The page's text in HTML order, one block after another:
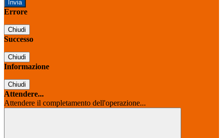
Errore
Chiudi
Successo
Chiudi
Informazione
Chiudi
Attendere...
Attendere il completamento dell'operazione...